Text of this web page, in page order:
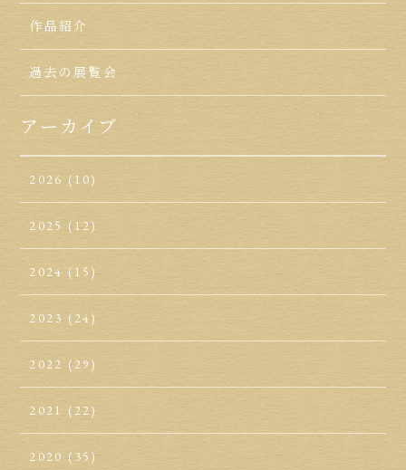
作品紹介
過去の展覧会
アーカイブ
2026 (10)
2025 (12)
2024 (15)
2023 (24)
2022 (29)
2021 (22)
2020 (35)